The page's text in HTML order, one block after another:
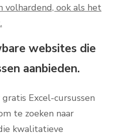
volhardend, ook als het
websites die
aanbieden.
Excel-cursussen
te zoeken naar
kwalitatieve